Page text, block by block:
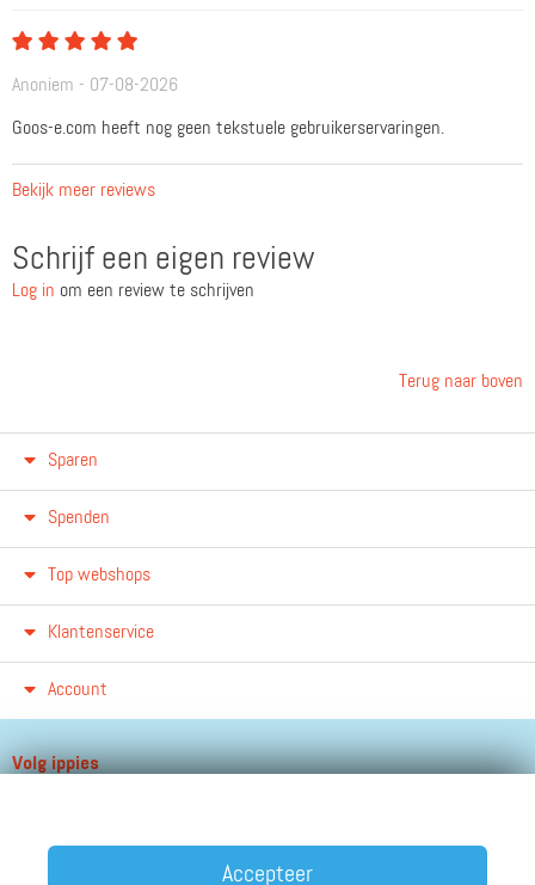
Anoniem - 07-08-2026
Goos-e.com heeft nog geen tekstuele gebruikerservaringen.
Bekijk meer reviews
Schrijf een eigen review
Log in om een review te schrijven
Terug naar boven
Sparen
Spenden
Top webshops
Klantenservice
Account
Volg ippies
Accepteer